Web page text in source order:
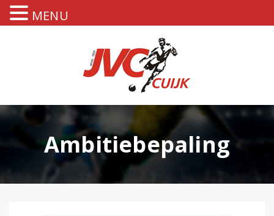
Ambitiebepaling
MENU